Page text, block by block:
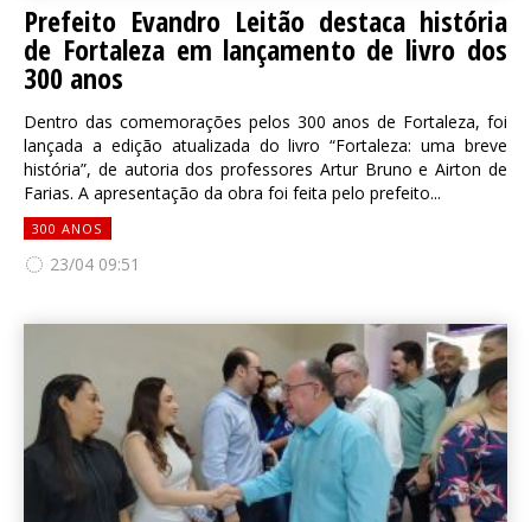
Prefeito Evandro Leitão destaca história
de Fortaleza em lançamento de livro dos
300 anos
Dentro das comemorações pelos 300 anos de Fortaleza, foi
lançada a edição atualizada do livro “Fortaleza: uma breve
história”, de autoria dos professores Artur Bruno e Airton de
Farias. A apresentação da obra foi feita pelo prefeito...
300 ANOS
23/04 09:51